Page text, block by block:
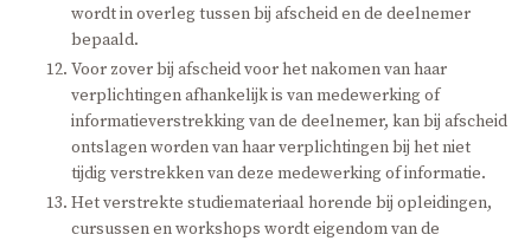
wordt in overleg tussen bij afscheid en de deelnemer
bepaald.
Voor zover bij afscheid voor het nakomen van haar
verplichtingen afhankelijk is van medewerking of
informatieverstrekking van de deelnemer, kan bij afscheid
ontslagen worden van haar verplichtingen bij het niet
tijdig verstrekken van deze medewerking of informatie.
Het verstrekte studiemateriaal horende bij opleidingen,
cursussen en workshops wordt eigendom van de